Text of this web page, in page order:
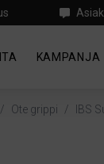
KAMPANJA
/ Ote grippi / IBS